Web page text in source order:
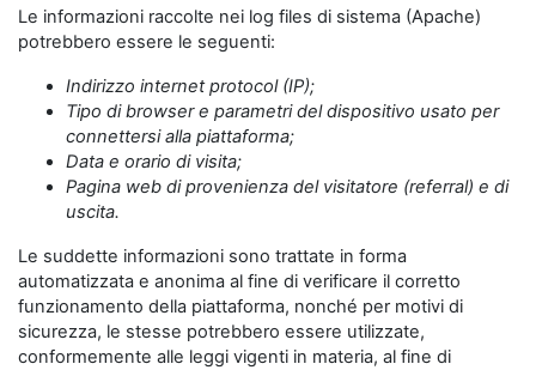
Le informazioni raccolte nei log files di sistema (Apache)
potrebbero essere le seguenti:
Indirizzo internet protocol (IP);
Tipo di browser e parametri del dispositivo usato per
connettersi alla piattaforma;
Data e orario di visita;
Pagina web di provenienza del visitatore (referral) e di
uscita.
Le suddette informazioni sono trattate in forma
automatizzata e anonima al fine di verificare il corretto
funzionamento della piattaforma, nonché per motivi di
sicurezza, le stesse potrebbero essere utilizzate,
conformemente alle leggi vigenti in materia, al fine di